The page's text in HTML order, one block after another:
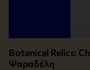
Botanical Relics:
Ψαραδέλη